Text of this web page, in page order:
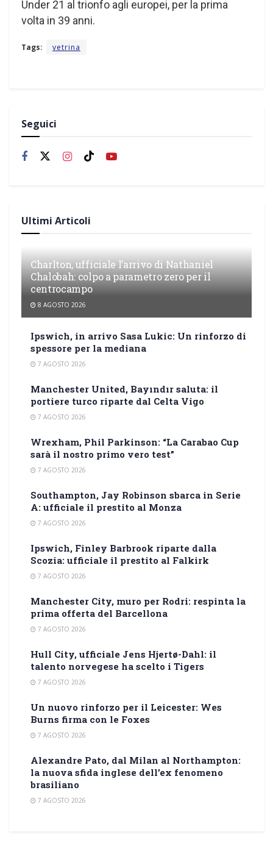
Under 21 al trionfo agli europei, per la prima
volta in 39 anni.
Tags: vetrina
Seguici
Ultimi Articoli
Charlton, ufficiale l’arrivo di Nathaniel
Chalobah: colpo a parametro zero per il
centrocampo
8 AGOSTO 2026
Ipswich, in arrivo Sasa Lukic: Un rinforzo di
spessore per la mediana
7 AGOSTO 2026
Manchester United, Bayındır saluta: il
portiere turco riparte dal Celta Vigo
7 AGOSTO 2026
Wrexham, Phil Parkinson: “La Carabao Cup
sarà il nostro primo vero test”
7 AGOSTO 2026
Southampton, Jay Robinson sbarca in Serie
A: ufficiale il prestito al Monza
7 AGOSTO 2026
Ipswich, Finley Barbrook riparte dalla
Scozia: ufficiale il prestito al Falkirk
7 AGOSTO 2026
Manchester City, muro per Rodri: respinta la
prima offerta del Barcellona
7 AGOSTO 2026
Hull City, ufficiale Jens Hjertø-Dahl: il
talento norvegese ha scelto i Tigers
7 AGOSTO 2026
Un nuovo rinforzo per il Leicester: Wes
Burns firma con le Foxes
7 AGOSTO 2026
Alexandre Pato, dal Milan al Northampton:
la nuova sfida inglese dell’ex fenomeno
brasiliano
7 AGOSTO 2026